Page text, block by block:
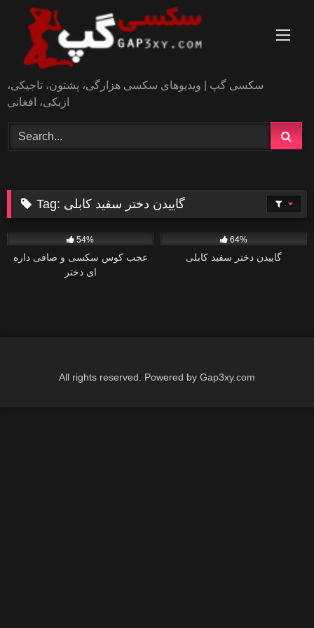
content
سکسی گپ | ویدیوهای سکسی هزارگی، پشتون، تاجیکی،
ازبکی، افغانی
Tag: گاییدن دختر سفید کابلی
54%
عجب کوس سکسی و صافی داره
ای دختر
64%
گاییدن دختر سفید کابلی
All rights reserved. Powered by Gap3xy.com